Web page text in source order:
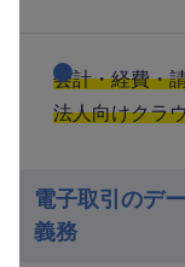
会計・経費・
法人向けクラ
電子取引のデ
義務